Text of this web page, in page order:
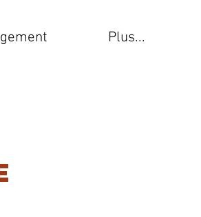
Plus...